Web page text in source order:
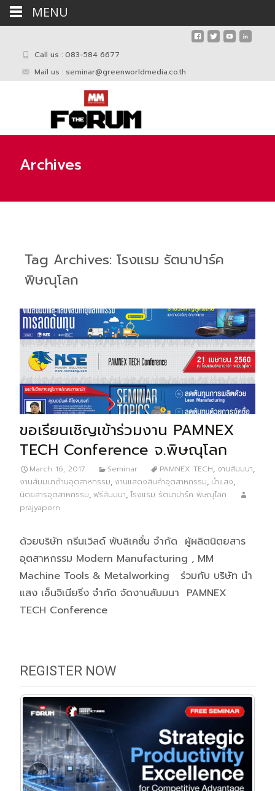
Call us : 083-584 6677
Mail us : seminar@greenworldmedia.co.th
Archives
Tag Archives: โรงแรม รัตนาปาร์ค
พิษณุโลก
ขอเรียนเชิญเข้าร่วมงาน PAMNEX
TECH Conference จ.พิษณุโลก
March 16, 2017 Seminar PAMNEX TECH, งานสัมมนา,
งานสัมมนาด้านอุตสาหกรรม, งานแสดงสินค้าอุตสาหกรรม, นำแสง,
นิตยสารอุตสาหกรรม, ฟรีสัมมนา, โรงแรม รัตนาปาร์ค พิษณุโลก
prajyaporn
ด้วยบริษัท กรีนเวิลด์ พับลิเคชั่น จำกัด ผู้ผลิตนิตยสาร
อุตสาหกรรม Modern Manufacturing , MM
Machine Tools & Metalworking ร่วมกับ บริษัท นำ
แสง เอ็นจิเนียริ่ง จำกัด จัดงานสัมมนา PAMNEX
TECH Conference
REGISTER NOW
MENU